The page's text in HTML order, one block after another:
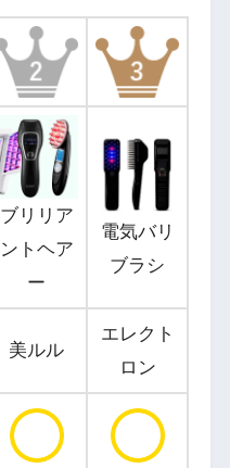
ブリリア
ントヘア
ー
電気バリ
ブラシ
美ルル
エレクト
ロン